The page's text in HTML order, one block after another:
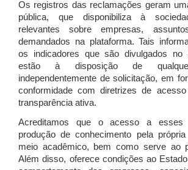
Os registros das reclamações geram
pública, que disponibiliza à
relevantes sobre empresas,
demandados na plataforma. Tais
os indicadores que são divulgados no
estão à disposição de
independentemente de solicitação, em
conformidade com diretrizes de
transparência ativa.
Acreditamos que o acesso a esses
produção de conhecimento pela
meio acadêmico, bem como serve ao
Além disso, oferece condições ao